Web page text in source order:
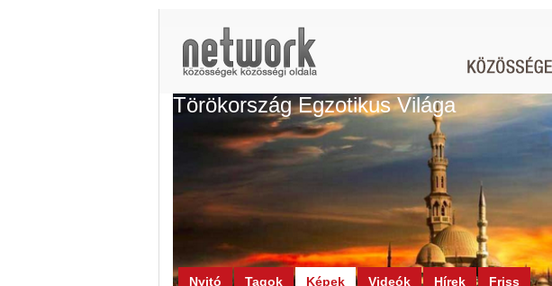
Törökország Egzotikus Világa
Nyitó Tagok Képek Videók Hírek Friss